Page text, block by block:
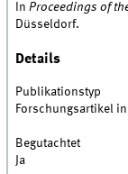
InProceedings of
Düsseldorf.
Details
Publikationstyp
Forschungsartikel
Begutachtet
Ja